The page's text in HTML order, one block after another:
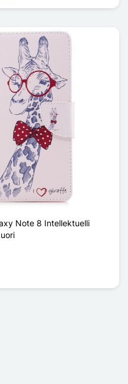
Note 8 Intellektuelli